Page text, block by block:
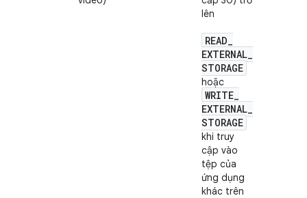
lên
READ_
EXTERNAL_
STORAGE
hoặc
WRITE_
EXTERNAL_
STORAGE
khi truy
cập vào
tệp của
ứng dụng
khác trên